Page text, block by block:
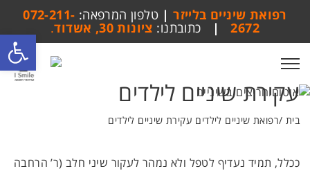
פתח
רפואת שיניים בלייזר | טלפון המרפאה: 072-211-
2672
| כתובתנו: ציונות 30, אשדוד .
toggle
submit
עקירת שיניים לילדים
בית רפואת שיניים לילדים עקירת שיניים לילדים
ככלל, תמיד נעדיף לטפל ולא נמהר לעקור שיני חלב (ר’ הרחבה